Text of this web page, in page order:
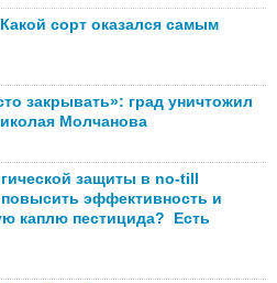
сорт оказался самым
закрывать»: град уничтожил
Молчанова
защиты в no-till
эффективность и
каплю пестицида? Есть